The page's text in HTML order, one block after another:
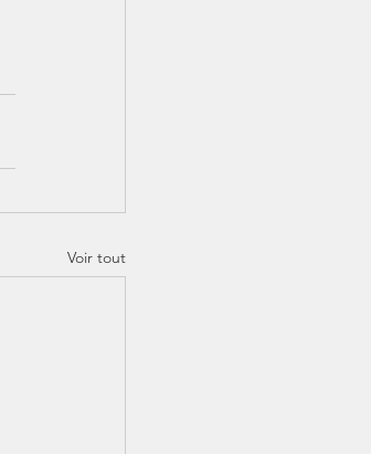
Voir tout